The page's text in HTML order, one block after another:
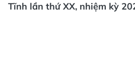
Tĩnh lần thứ XX, nhiệm kỳ